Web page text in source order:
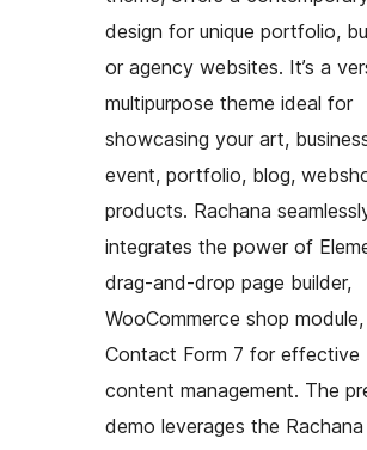
design for unique portfolio,
or agency websites. It’s a
multipurpose theme ideal for
showcasing your art,
event, portfolio, blog,
products. Rachana
integrates the power of
drag-and-drop page builder,
WooCommerce shop
Contact Form 7 for effective
content management. The
demo leverages the Rachana